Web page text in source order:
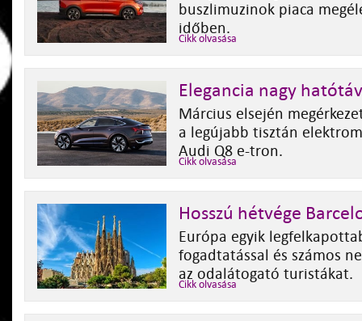
buszlimuzinok piaca
időben.
Cikk olvasása
Elegancia nagy
Március elsején
a legújabb tisztán
Audi Q8 e-tron.
Cikk olvasása
Hosszú hétvége
Európa egyik
fogadtatással és számos
az odalátogató turistákat.
Cikk olvasása